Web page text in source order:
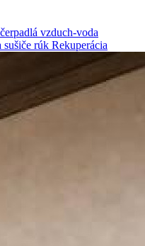
vzduch-voda
sušiče rúk Rekuperácia